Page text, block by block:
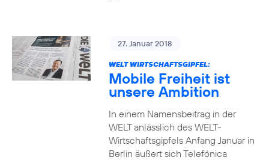
27. Januar 2018
WELT WIRTSCHAFTSGIPFEL:
Mobile Freiheit ist
unsere Ambition
In einem Namensbeitrag in der
WELT anlässlich des WELT-
Wirtschaftsgipfels Anfang Januar in
Berlin äußert sich Telefónica